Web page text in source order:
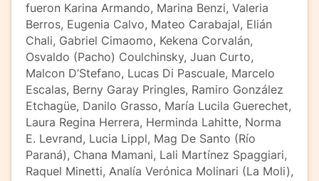
fueron Karina Armando, Marina Benzi, Valeria
Berros, Eugenia Calvo, Mateo Carabajal, Elián
Chali, Gabriel Cimaomo, Kekena Corvalán,
Osvaldo (Pacho) Coulchinsky, Juan Curto,
Malcon D’Stefano, Lucas Di Pascuale, Marcelo
Escalas, Berny Garay Pringles, Ramiro González
Etchagüe, Danilo Grasso, María Lucila Guerechet,
Laura Regina Herrera, Herminda Lahitte, Norma
E. Levrand, Lucia Lippl, Mag De Santo (Río
Paraná), Chana Mamani, Lali Martínez Spaggiari,
Raquel Minetti, Analía Verónica Molinari (La Moli),